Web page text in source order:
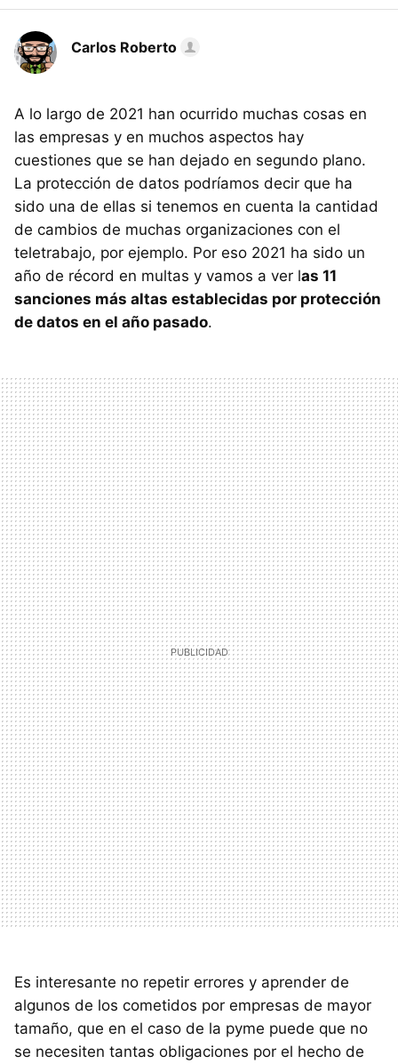
Carlos Roberto
A lo largo de 2021 han ocurrido muchas cosas en
las empresas y en muchos aspectos hay
cuestiones que se han dejado en segundo plano.
La protección de datos podríamos decir que ha
sido una de ellas si tenemos en cuenta la cantidad
de cambios de muchas organizaciones con el
teletrabajo, por ejemplo. Por eso 2021 ha sido un
año de récord en multas y vamos a ver las 11
sanciones más altas establecidas por protección
de datos en el año pasado.
Es interesante no repetir errores y aprender de
algunos de los cometidos por empresas de mayor
tamaño, que en el caso de la pyme puede que no
se necesiten tantas obligaciones por el hecho de